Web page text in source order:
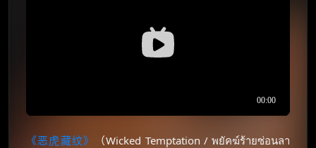
《恶虎藏纹》
（Wicked Temptation / พยัคฆ์ร้ายซ่อนลา